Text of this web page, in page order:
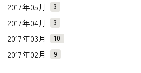
2017年05月 3
2017年04月 3
2017年03月 10
2017年02月 9